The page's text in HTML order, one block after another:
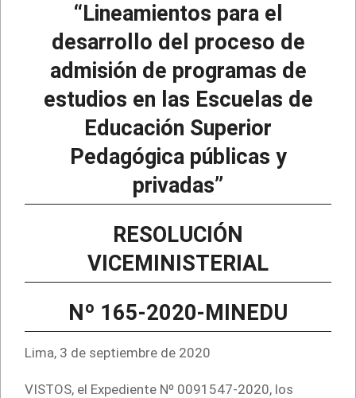
“Lineamientos para el
desarrollo del proceso de
admisión de programas de
estudios en las Escuelas de
Educación Superior
Pedagógica públicas y
privadas”
RESOLUCIÓN
VICEMINISTERIAL
Nº 165-2020-MINEDU
Lima, 3 de septiembre de 2020
VISTOS, el Expediente Nº 0091547-2020, los